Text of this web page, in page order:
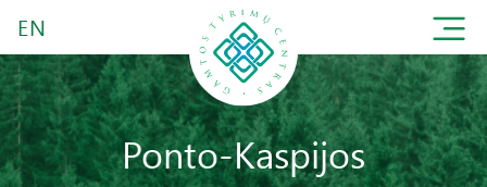
EN
Ponto-Kaspijos